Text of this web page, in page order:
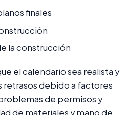
finales
la construcción
el calendario sea realista y
retrasos debido a factores
de permisos y